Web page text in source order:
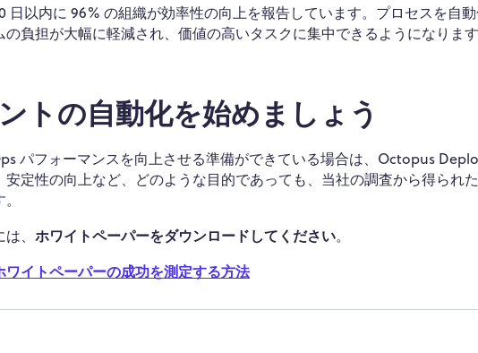
日以内に 96% の組織が効率性の向上を報告しています。プロセスを自
負担が大幅に軽減され、価値の高いタスクに集中できるようになります
トの自動化を始めましょう
パフォーマンスを向上させる準備ができている場合は、Octopus
定性の向上など、どのような目的であっても、当社の調査から得られ
、 ホワイトペーパーをダウンロードしてください。
ワイトペーパーの成功を測定する方法